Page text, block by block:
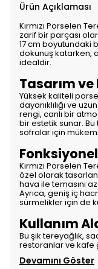
Ürün Açıklaması
Kırmızı Porselen
zarif bir parçası
17 cm boyutundaki
dokunuş katarken,
idealdir.
Tasarım
Yüksek kaliteli
dayanıklılığı ve
rengi, canlı bir
bir estetik sunar.
sofralar için
Kırmızı Porselen
özel olarak
hava ile temasını
Ayrıca, geniş iç
sürmelikler için de
Kullanım
Bu şık tereyağlık,
restoranlar ve kafe
Devamını Göster